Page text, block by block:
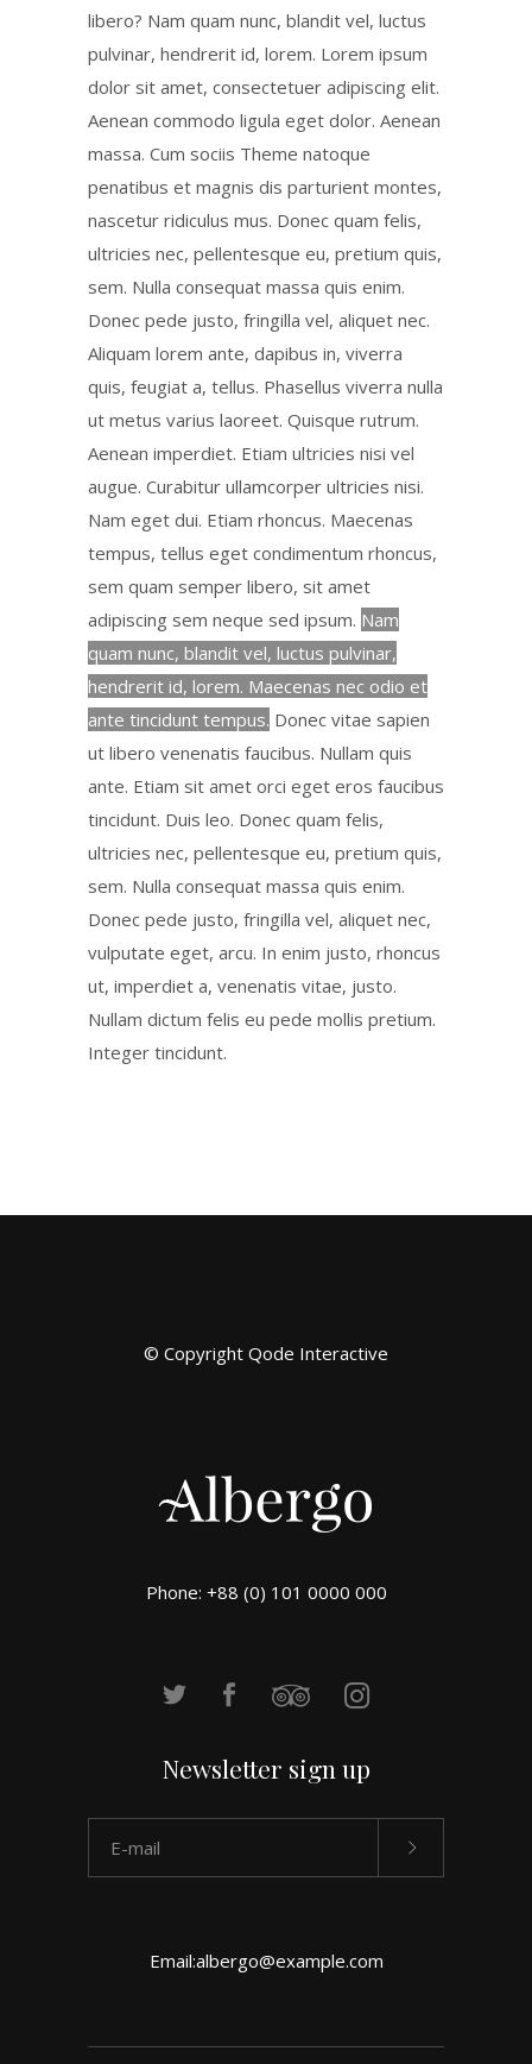
libero? Nam quam nunc, blandit vel, luctus
pulvinar, hendrerit id, lorem. Lorem ipsum
dolor sit amet, consectetuer adipiscing elit.
Aenean commodo ligula eget dolor. Aenean
massa. Cum sociis Theme natoque
penatibus et magnis dis parturient montes,
nascetur ridiculus mus. Donec quam felis,
ultricies nec, pellentesque eu, pretium quis,
sem. Nulla consequat massa quis enim.
Donec pede justo, fringilla vel, aliquet nec.
Aliquam lorem ante, dapibus in, viverra
quis, feugiat a, tellus. Phasellus viverra nulla
ut metus varius laoreet. Quisque rutrum.
Aenean imperdiet. Etiam ultricies nisi vel
augue. Curabitur ullamcorper ultricies nisi.
Nam eget dui. Etiam rhoncus. Maecenas
tempus, tellus eget condimentum rhoncus,
sem quam semper libero, sit amet
adipiscing sem neque sed ipsum. Nam
quam nunc, blandit vel, luctus pulvinar,
hendrerit id, lorem. Maecenas nec odio et
ante tincidunt tempus. Donec vitae sapien
ut libero venenatis faucibus. Nullam quis
ante. Etiam sit amet orci eget eros faucibus
tincidunt. Duis leo. Donec quam felis,
ultricies nec, pellentesque eu, pretium quis,
sem. Nulla consequat massa quis enim.
Donec pede justo, fringilla vel, aliquet nec,
vulputate eget, arcu. In enim justo, rhoncus
ut, imperdiet a, venenatis vitae, justo.
Nullam dictum felis eu pede mollis pretium.
Integer tincidunt.
© Copyright Qode Interactive
Phone: +88 (0) 101 0000 000
Newsletter sign up
Email:albergo@example.com